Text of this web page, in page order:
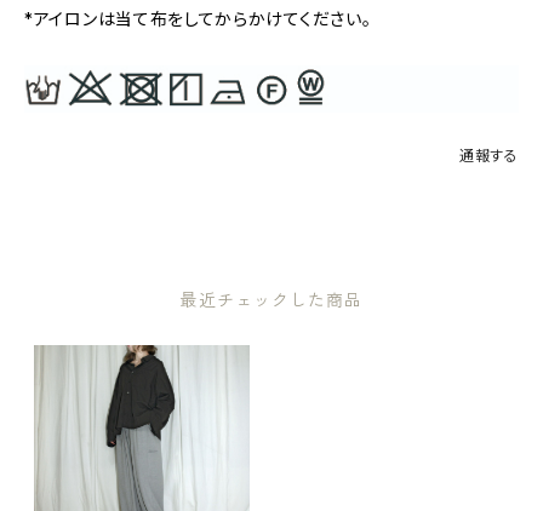
*アイロンは当て布をしてからかけてください。
通報する
最近チェックした商品